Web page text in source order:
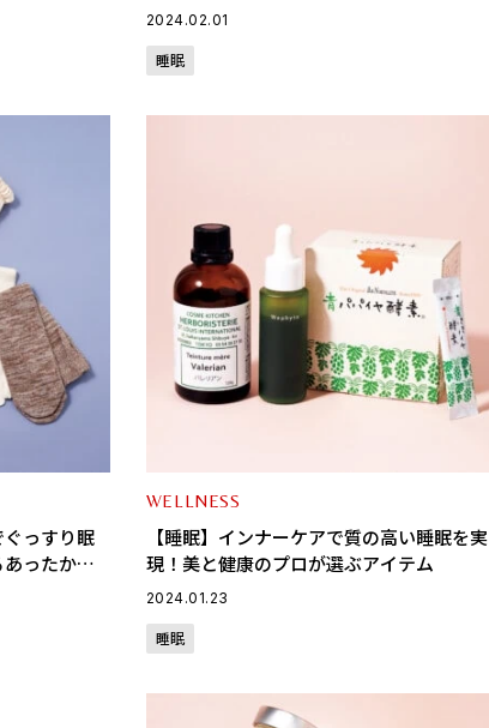
2024.02.01
睡眠
ぐっすり眠
ったかア
WELLNESS
【睡眠】インナーケアで質の高い睡眠を実
現！美と健康のプロが選ぶアイテム
2024.01.23
睡眠